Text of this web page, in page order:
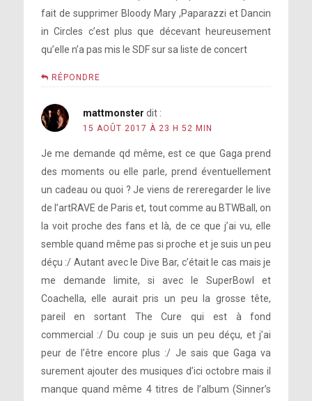
fait de supprimer Bloody Mary ,Paparazzi et Dancin
in Circles c’est plus que décevant heureusement
qu’elle n’a pas mis le SDF sur sa liste de concert
RÉPONDRE
mattmonster dit :
15 AOÛT 2017 À 23 H 52 MIN
Je me demande qd même, est ce que Gaga prend
des moments ou elle parle, prend éventuellement
un cadeau ou quoi ? Je viens de rereregarder le live
de l’artRAVE de Paris et, tout comme au BTWBall, on
la voit proche des fans et là, de ce que j’ai vu, elle
semble quand même pas si proche et je suis un peu
déçu :/ Autant avec le Dive Bar, c’était le cas mais je
me demande limite, si avec le SuperBowl et
Coachella, elle aurait pris un peu la grosse tête,
pareil en sortant The Cure qui est à fond
commercial :/ Du coup je suis un peu déçu, et j’ai
peur de l’être encore plus :/ Je sais que Gaga va
surement ajouter des musiques d’ici octobre mais il
manque quand même 4 titres de l’album (Sinner’s